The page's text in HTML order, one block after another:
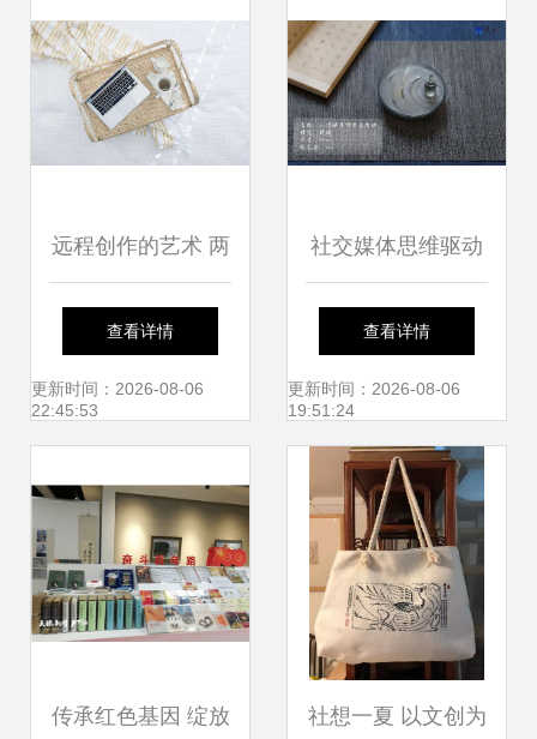
远程创作的艺术 两
款文艺工作者的办
公软件推荐
查看详情
更新时间：2026-08-06
22:45:53
社交媒体思维驱动
下的文创产品设计
与文化经纪人服务
创新
查看详情
更新时间：2026-08-06
19:51:24
传承红色基因 绽放 社想一夏 以文创为